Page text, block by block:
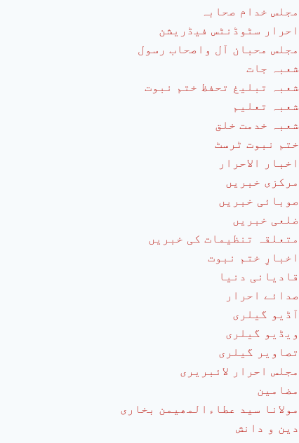
مجلس خدام صحابہ
احرار سٹوڈنٹس فیڈریشن
مجلس محبان آل واصحاب رسول
شعبہ جات
شعبہ تبلیغ تحفظ ختم نبوت
شعبہ تعلیم
شعبہ خدمت خلق
ختم نبوت ٹرسٹ
اخبار الاحرار
مرکزی خبریں
صوبائی خبریں
ضلعی خبریں
متعلقہ تنظیمات کی خبریں
اخبارِ ختم نبوت
قادیانی دنیا
صدائے احرار
آڈیو گیلری
ویڈیو گیلری
تصاویر گیلری
مجلس احرار لائبریری
مضامین
مولانا سید عطاءالمھیمن بخاری
دین و دانش